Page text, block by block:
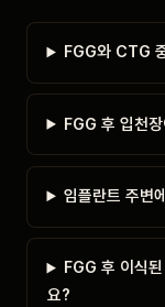
FGG와 CTG
FGG 후 입천
임플란트 주변
FGG 후 이식
요?